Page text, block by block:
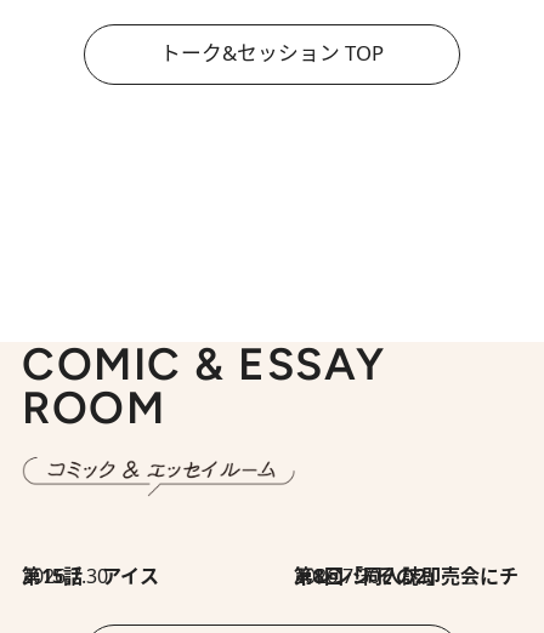
トーク&セッション TOP
COMIC & ESSAY
ROOM
2026.7.30
第15話 アイス 2026.7.30
第8回「同人誌即売会にチャレンジ その2」